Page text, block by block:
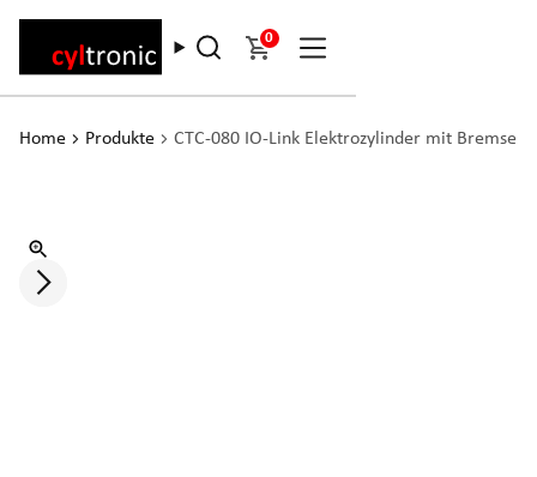
0
Home Produkte CTC-080 IO-Link Elektrozylinder mit Bremse